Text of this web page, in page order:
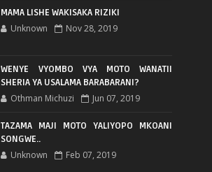
MAMA LISHE WAKISAKA RIZIKI
Unknown Nov 28, 2019
WENYE VYOMBO VYA MOTO WANATII
SHERIA YA USALAMA BARABARANI?
Othman Michuzi Jun 07, 2019
TAZAMA MAJI MOTO YALIYOPO MKOANI
SONGWE..
Unknown Feb 07, 2019